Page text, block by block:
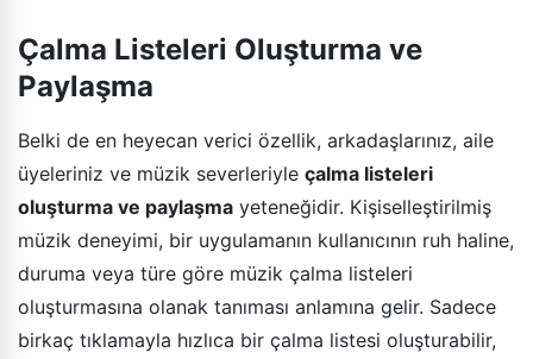
Çalma Listeleri Oluşturma ve
Paylaşma
Belki de en heyecan verici özellik, arkadaşlarınız, aile
üyeleriniz ve müzik severleriyle çalma listeleri
oluşturma ve paylaşma yeteneğidir. Kişiselleştirilmiş
müzik deneyimi, bir uygulamanın kullanıcının ruh haline,
duruma veya türe göre müzik çalma listeleri
oluşturmasına olanak tanıması anlamına gelir. Sadece
birkaç tıklamayla hızlıca bir çalma listesi oluşturabilir,